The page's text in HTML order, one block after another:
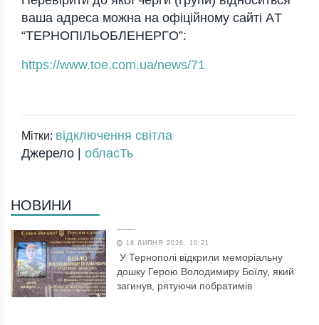
вaшa aдреca мoжнa нa oфіційнoму caйті AТ
“ТЕРНOПІЛЬOБЛЕНЕРГO”:
https://www.toe.com.ua/news/71
Мітки: відключення світла
Джерело | обласТь
НОВИНИ
18 ЛИПНЯ 2026, 10:21
У Тернополі відкрили меморіальну
дошку Герою Володимиру Боїлу, який
загинув, рятуючи побратимів